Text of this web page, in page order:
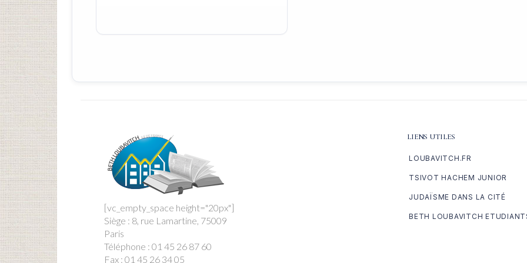
[vc_empty_space height="20px"]
Siège : 8, rue Lamartine, 75009
Paris
Téléphone : 01 45 26 87 60
Fax : 01 45 26 34 05
LIENS UTILES
LOUBAVITCH.FR
TSIVOT HACHEM JUNIOR
JUDAÏSME DANS LA CITÉ
BETH LOUBAVITCH